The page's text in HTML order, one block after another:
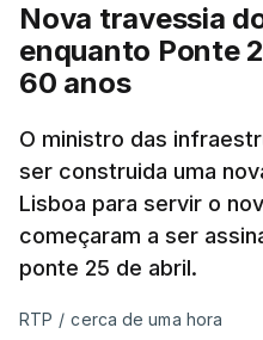
Nova travessia
enquanto Ponte
60 anos
O ministro das
ser construida uma
Lisboa para servir o
começaram a ser
ponte 25 de abril.
RTP / cerca de uma hora